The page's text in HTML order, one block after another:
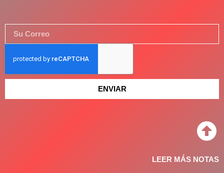
ENVIAR
LEER MÁS NOTAS